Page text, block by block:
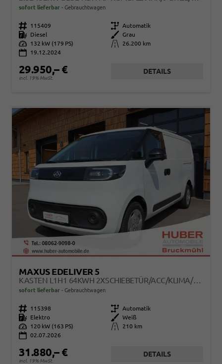
sofort lieferbar Gebrauchtwagen
Fahrzeugnr. 115409 Getriebe Automatik
Kraftstoff
Diesel Außenfarbe
Grau
Leistung
132 kW (179 PS) Kilometerstand
26.200 km
19.12.2024
29.950,– €
incl. 19% MwSt.
DETAILS
MAXUS EDELIVER 5
KASTEN L1H1 64KWH 2XSCHIEBETÜR/ACC/KLIMA/KAMERA
sofort lieferbar Gebrauchtwagen
Fahrzeugnr. 115398 Getriebe Automatik
Kraftstoff
Elektro Außenfarbe
Weiß
Leistung
120 kW (163 PS) Kilometerstand
210 km
02.07.2026
31.880,– €
incl. 19% MwSt.
DETAILS